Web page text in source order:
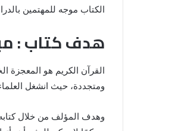
الكتاب موجه للمهتمين
هدف كتاب :
القرآن الكريم هو المعجزة
ومتجددة، حيث انشغل
وهدف المؤلف من خلال كتابه